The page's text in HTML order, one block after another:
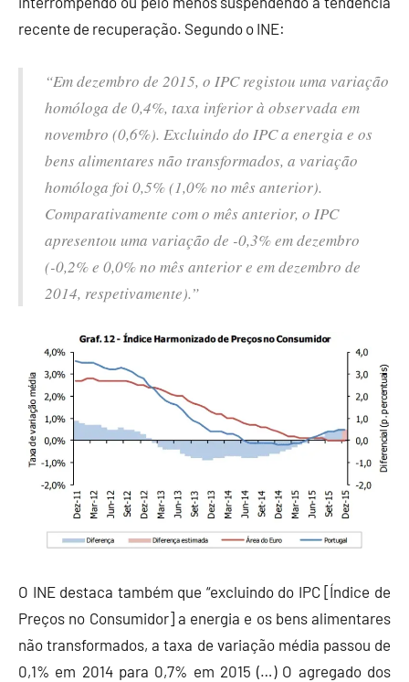
recente de recuperação. Segundo o INE:
“Em dezembro de 2015, o IPC registou uma variação
homóloga de 0,4%, taxa inferior à observada em
novembro (0,6%). Excluindo do IPC a energia e os
bens alimentares não transformados, a variação
homóloga foi 0,5% (1,0% no mês anterior).
Comparativamente com o mês anterior, o IPC
apresentou uma variação de -0,3% em dezembro
(-0,2% e 0,0% no mês anterior e em dezembro de
2014, respetivamente).”
O INE destaca também que “excluindo do IPC [Índice de
Preços no Consumidor] a energia e os bens alimentares
não transformados, a taxa de variação média passou de
0,1% em 2014 para 0,7% em 2015 (…) O agregado dos